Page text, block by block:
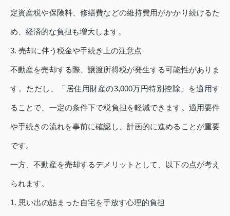
定資産税や保険料、修繕費などの維持費用がかかり続けるた
め、経済的な負担も増大します。
3. 売却に伴う税金や手続き上の注意点
不動産を売却する際、譲渡所得税が発生する可能性がありま
す。ただし、「居住用財産の3,000万円特別控除」を適用す
ることで、一定の条件下で税負担を軽減できます。適用要件
や手続きの流れを事前に確認し、計画的に進めることが重要
です。
一方、不動産を売却するデメリットとして、以下の点が考え
られます。
1. 思い出の詰まった自宅を手放す心理的負担